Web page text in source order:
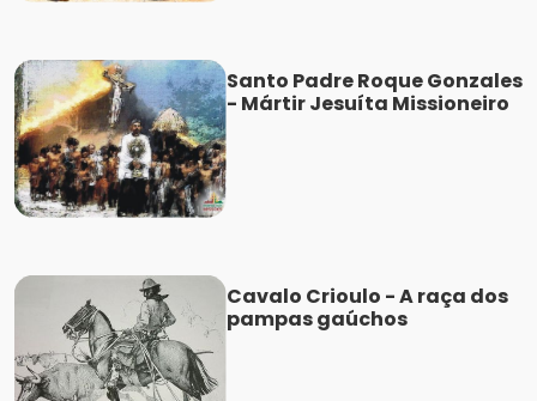
Santo Padre Roque Gonzales
- Mártir Jesuíta Missioneiro
Cavalo Crioulo - A raça dos
pampas gaúchos